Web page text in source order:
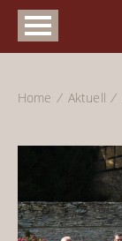
Home Aktuell